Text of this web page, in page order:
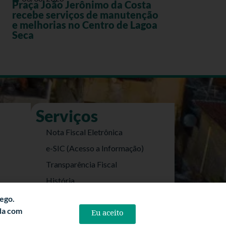
Praça João Jerônimo da Costa
recebe serviços de manutenção
e melhorias no Centro de Lagoa
Seca
Serviços
Nota Fiscal Eletrônica
e-SIC (Acesso a Informação)
Transparência Fiscal
História
Politica de Privacidade
com
Eu aceito